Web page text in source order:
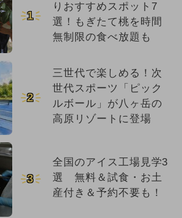
1
りおすすめスポット7
選！もぎたて桃を時間
無制限の食べ放題も
2
三世代で楽しめる！次
世代スポーツ「ピック
ルボール」が八ヶ岳の
高原リゾートに登場
3
全国のアイス工場見学3
選 無料＆試食・お土
産付き＆予約不要も！